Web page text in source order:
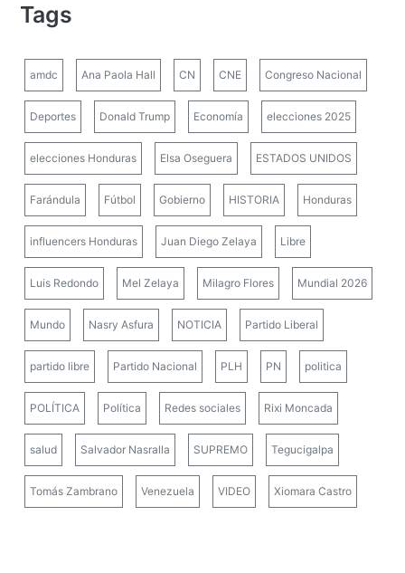
Tags
amdc Ana Paola Hall CN CNE Congreso Nacional
Deportes Donald Trump Economía elecciones 2025
elecciones Honduras Elsa Oseguera ESTADOS UNIDOS
Farándula Fútbol Gobierno HISTORIA Honduras
influencers Honduras Juan Diego Zelaya Libre
Luis Redondo Mel Zelaya Milagro Flores Mundial 2026
Mundo Nasry Asfura NOTICIA Partido Liberal
partido libre Partido Nacional PLH PN politica
POLÍTICA Política Redes sociales Rixi Moncada
salud Salvador Nasralla SUPREMO Tegucigalpa
Tomás Zambrano Venezuela VIDEO Xiomara Castro